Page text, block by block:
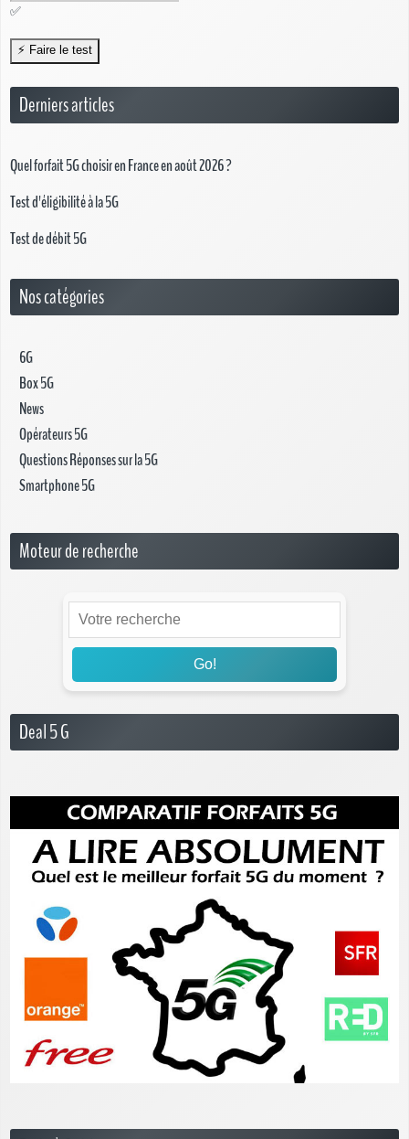
✅
Derniers articles
Quel forfait 5G choisir en France en août 2026 ?
Test d'éligibilité à la 5G
Test de débit 5G
Nos catégories
6G
Box 5G
News
Opérateurs 5G
Questions Réponses sur la 5G
Smartphone 5G
Moteur de recherche
Go!
Deal 5 G